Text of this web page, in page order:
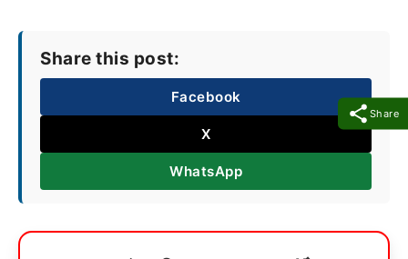
Share
Share this post:
Facebook
X
WhatsApp